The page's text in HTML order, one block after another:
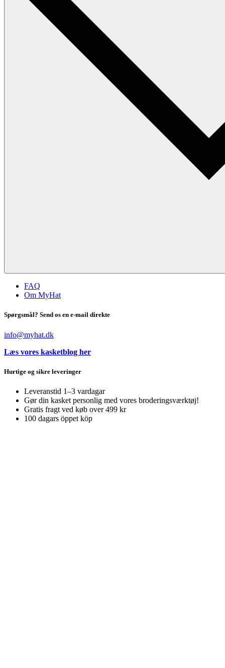
FAQ
Om MyHat
Spørgsmål? Send os en e-mail direkte
info@myhat.dk
Læs vores kasketblog her
Hurtige og sikre leveringer
Leveranstid 1–3 vardagar
Gør din kasket personlig med vores broderingsværktøj!
Gratis fragt ved køb over 499 kr
100 dagars öppet köp